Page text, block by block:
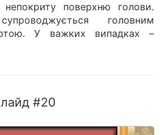
непокриту поверхню голови.
головним
У важких випадках –
#20